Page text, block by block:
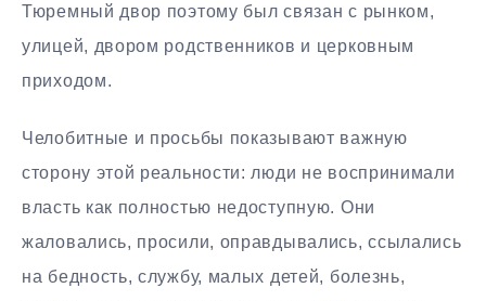
Тюремный двор поэтому был связан с рынком,
улицей, двором родственников и церковным
приходом.
Челобитные и просьбы показывают важную
сторону этой реальности: люди не воспринимали
власть как полностью недоступную. Они
жаловались, просили, оправдывались, ссылались
на бедность, службу, малых детей, болезнь,